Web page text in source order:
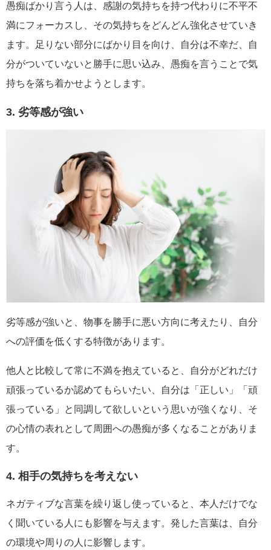
愚痴ばかり言う人は、感謝の気持ちを持つ代わりに不平不
満にフォーカスし、その気持ちをどんどん強化させていき
ます。足りない部分にばかり目を向け、自分は不幸だ、自
分がついていないと勝手に思い込み、愚痴を言うことで気
持ちを落ち着かせようとします。
3. 劣等感が強い
劣等感が強いと、物事を勝手に悪い方向に考えたり、自分
への評価を低くする特徴があります。
他人と比較して常に不満を抱えていると、自分がどれだけ
頑張っているか認めてもらいたい、自分は「正しい」「頑
張っている」と同調して欲しいという思いが強くなり、そ
の心情の表れとして周囲への愚痴が多くなることがありま
す。
4. 相手の気持ちを考えない
ネガティブな言葉を繰り返し使っていると、本人だけでな
く聞いている人にも影響を与えます。発した言葉は、自分
の環境や周りの人に影響します。